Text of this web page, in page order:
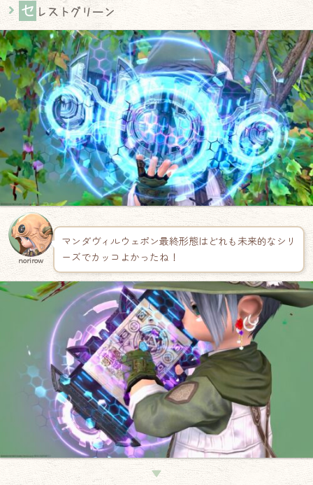
セ レストグリーン
norirow
マンダヴィルウェポン最終形態はどれも未来的なシリ
ーズでカッコよかったね！
▼